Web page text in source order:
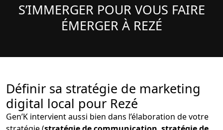
S’IMMERGER POUR VOUS FAIRE
ÉMERGER À REZÉ
Définir sa stratégie de marketing
digital local pour Rezé
Gen’K intervient aussi bien dans l’élaboration de votre